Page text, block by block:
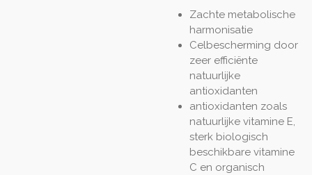
Zachte metabolische
harmonisatie
Celbescherming door
zeer efficiënte
natuurlijke
antioxidanten
antioxidanten zoals
natuurlijke vitamine E,
sterk biologisch
beschikbare vitamine
C en organisch